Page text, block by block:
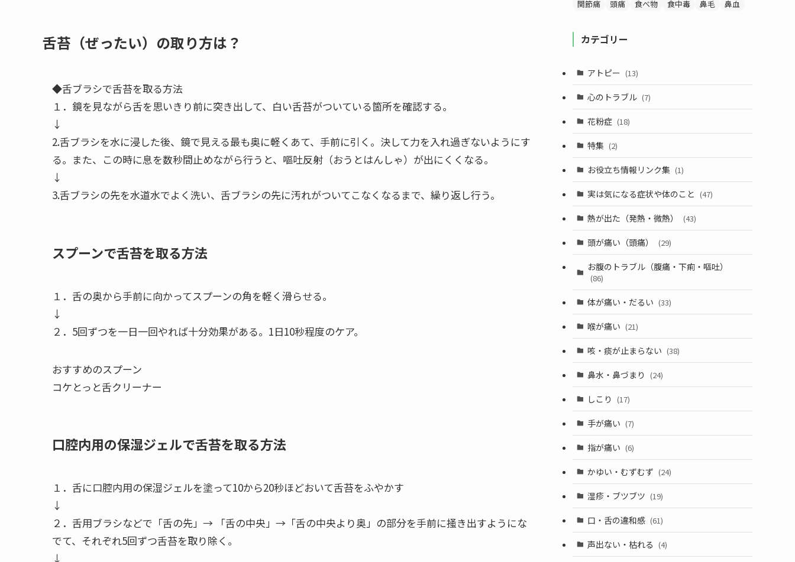
舌苔（ぜったい）の取り方は？
◆舌ブラシで舌苔を取る方法
１．鏡を見ながら舌を思いきり前に突き出して、白い舌苔がついている箇所を確認する。
↓
2.舌ブラシを水に浸した後、鏡で見える最も奥に軽くあて、手前に引く。決して力を入れ過ぎないようにす
る。また、この時に息を数秒間止めながら行うと、嘔吐反射（おうとはんしゃ）が出にくくなる。
↓
3.舌ブラシの先を水道水でよく洗い、舌ブラシの先に汚れがついてこなくなるまで、繰り返し行う。
スプーンで舌苔を取る方法
１．舌の奥から手前に向かってスプーンの角を軽く滑らせる。
↓
２．5回ずつを一日一回やれば十分効果がある。1日10秒程度のケア。
おすすめのスプーン
コケとっと舌クリーナー
口腔内用の保湿ジェルで舌苔を取る方法
１．舌に口腔内用の保湿ジェルを塗って10から20秒ほどおいて舌苔をふやかす
↓
２．舌用ブラシなどで「舌の先」→ 「舌の中央」→「舌の中央より奥」の部分を手前に掻き出すようにな
でて、それぞれ5回ずつ舌苔を取り除く。
↓
関節痛
頭痛 食べ物 食中毒 鼻毛 鼻血
カテゴリー
アトピー (13)
心のトラブル (7)
花粉症 (18)
特集 (2)
お役立ち情報リンク集 (1)
実は気になる症状や体のこと (47)
熱が出た（発熱・微熱） (43)
頭が痛い（頭痛） (29)
お腹のトラブル（腹痛・下痢・嘔吐）
(86)
体が痛い・だるい (33)
喉が痛い (21)
咳・痰が止まらない (38)
鼻水・鼻づまり (24)
しこり (17)
手が痛い (7)
指が痛い (6)
かゆい・むずむず (24)
湿疹・ブツブツ (19)
口・舌の違和感 (61)
声出ない・枯れる (4)